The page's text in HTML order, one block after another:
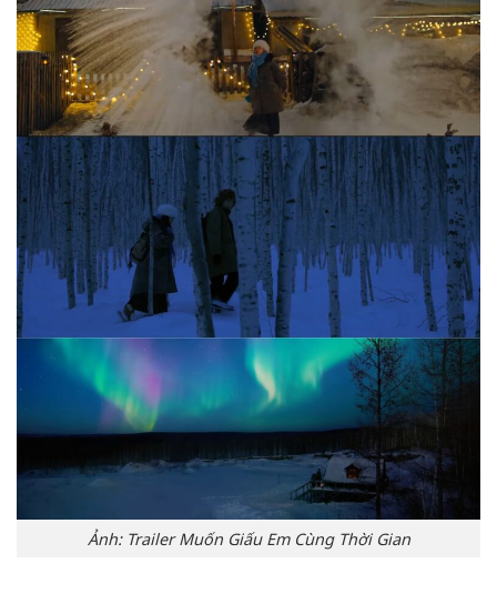
Ảnh: Trailer Muốn Giấu Em Cùng Thời Gian